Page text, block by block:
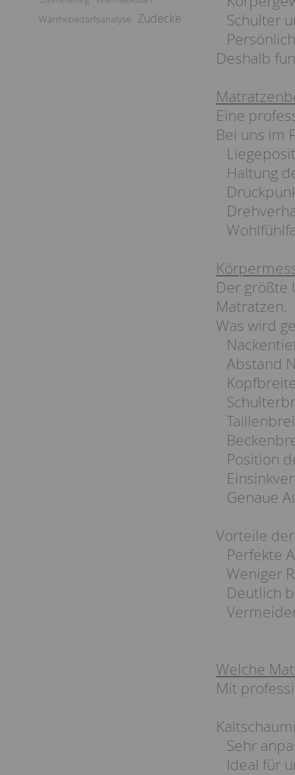
Wärmebedarfsanalyse
Zudecke
Schulter
Deshalb
Eine
Bei uns im
Haltung
Der größte
Matratzen.
Was wird
Abstand
Kopfbreite
Position
Genaue
Vorteile
Perfekte
Weniger
Deutlich
Welche
Mit
Sehr
Ideal für